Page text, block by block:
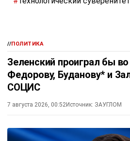
//ПОЛИТИКА
Зеленский проиграл бы
Федорову, Буданову* и
СОЦИС
7 августа 2026, 00:52Источник: ЗАУГЛОМ